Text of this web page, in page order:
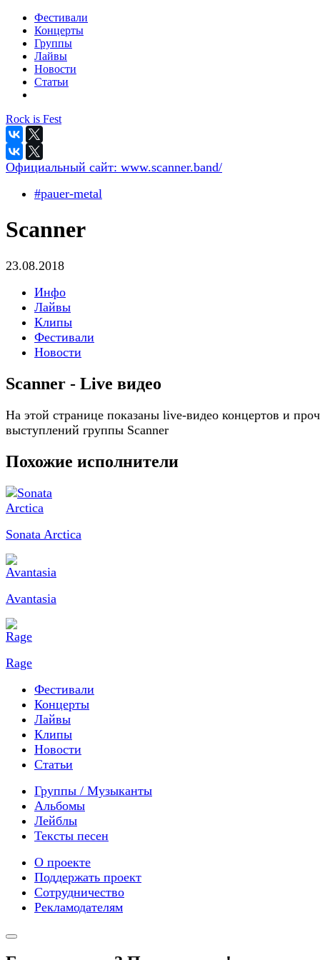
Фестивали
Концерты
Группы
Лайвы
Новости
Статьи
Rock is Fest
Официальный сайт: www.scanner.band/
#pauer-metal
Scanner
23.08.2018
Инфо
Лайвы
Клипы
Фестивали
Новости
Scanner - Live видео
На этой странице показаны live-видео концертов и
выступлений группы Scanner
Похожие исполнители
Sonata Arctica
Avantasia
Rage
Фестивали
Концерты
Лайвы
Клипы
Новости
Статьи
Группы / Музыканты
Альбомы
Лейблы
Тексты песен
О проекте
Поддержать проект
Сотрудничество
Рекламодателям